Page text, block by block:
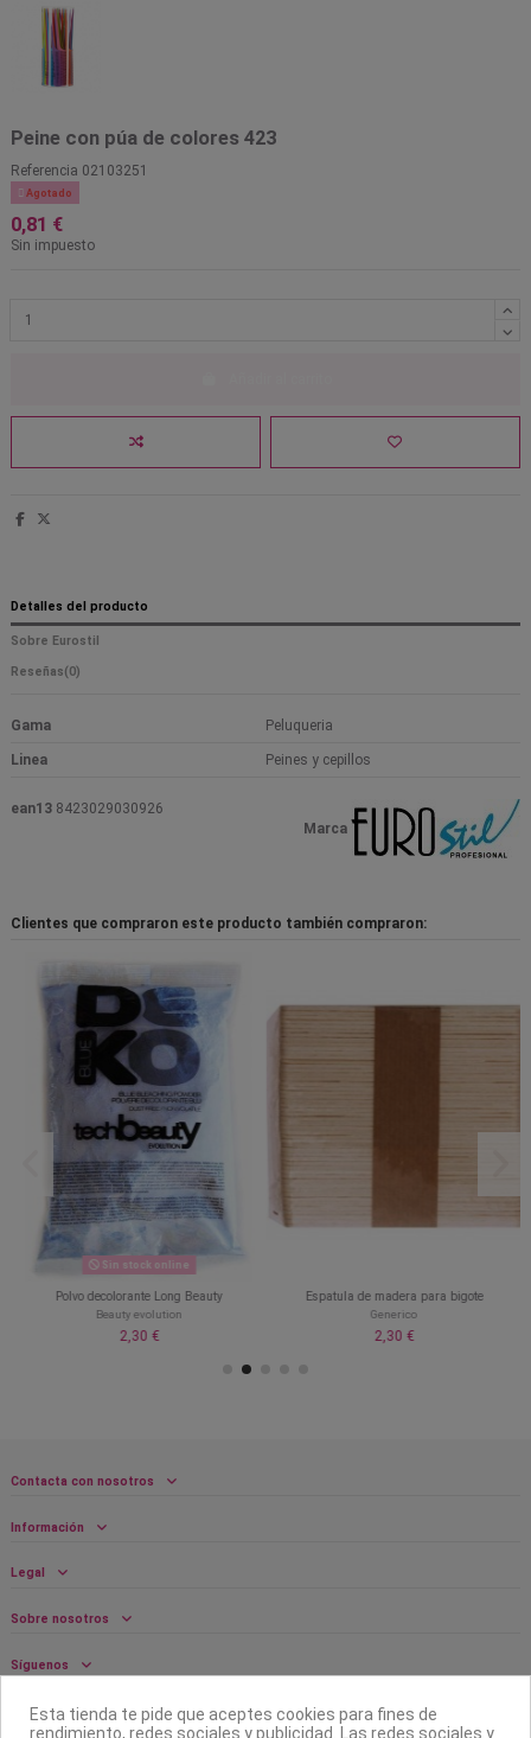
Peine con púa de colores 423
Referencia 02103251
 Agotado
0,81 €
Sin impuesto
Detalles del producto
Sobre Eurostil
Reseñas(0)
Gama Peluqueria
Linea Peines y cepillos
Marca
ean13 8423029030926
Clientes que compraron este producto también compraron:
Sin stock online
Polvo decolorante Long Beauty
Beauty evolution
2,30 €
Espatula de madera para bigote
Generico
2,30 €
Contacta con nosotros
Información
Legal
Sobre nosotros
Síguenos
Boletín
Esta tienda te pide que aceptes cookies para fines de
rendimiento, redes sociales y publicidad. Las redes sociales y